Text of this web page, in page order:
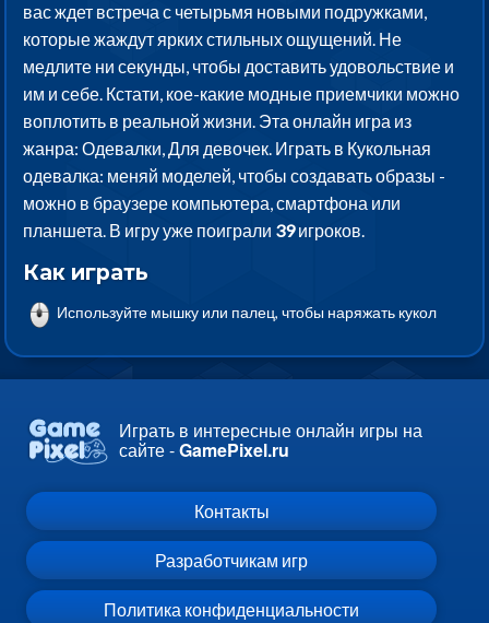
вас ждет встреча с четырьмя новыми подружками,
которые жаждут ярких стильных ощущений. Не
медлите ни секунды, чтобы доставить удовольствие и
им и себе. Кстати, кое-какие модные приемчики можно
воплотить в реальной жизни. Эта онлайн игра из
жанра: Одевалки, Для девочек. Играть в Кукольная
одевалка: меняй моделей, чтобы создавать образы -
можно в браузере компьютера, смартфона или
планшета. В игру уже поиграли 39игроков.
Как играть
Используйте мышку или палец, чтобы наряжать кукол
Играть в интересные онлайн игры на
сайте -GamePixel.ru
Контакты
Разработчикам игр
Политика конфиденциальности